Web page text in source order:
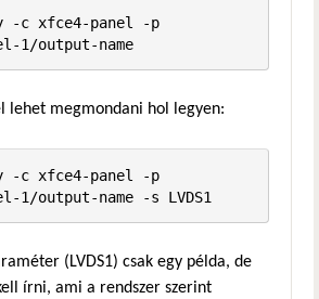
-c xfce4-panel -p
1/output-name
lehet megmondani hol legyen:
-c xfce4-panel -p
1/output-name -s LVDS1
(LVDS1) csak egy példa, de
írni, ami a rendszer szerint